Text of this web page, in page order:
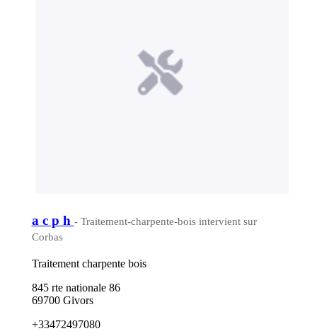
a c p h - Traitement-charpente-bois intervient sur
Corbas
Traitement charpente bois
845 rte nationale 86
69700 Givors
+33472497080